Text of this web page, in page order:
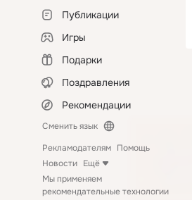
Публикации
Игры
Подарки
Поздравления
Рекомендации
Сменить язык
Рекламодателям Помощь
Новости Ещё
Мы применяем
рекомендательные технологии